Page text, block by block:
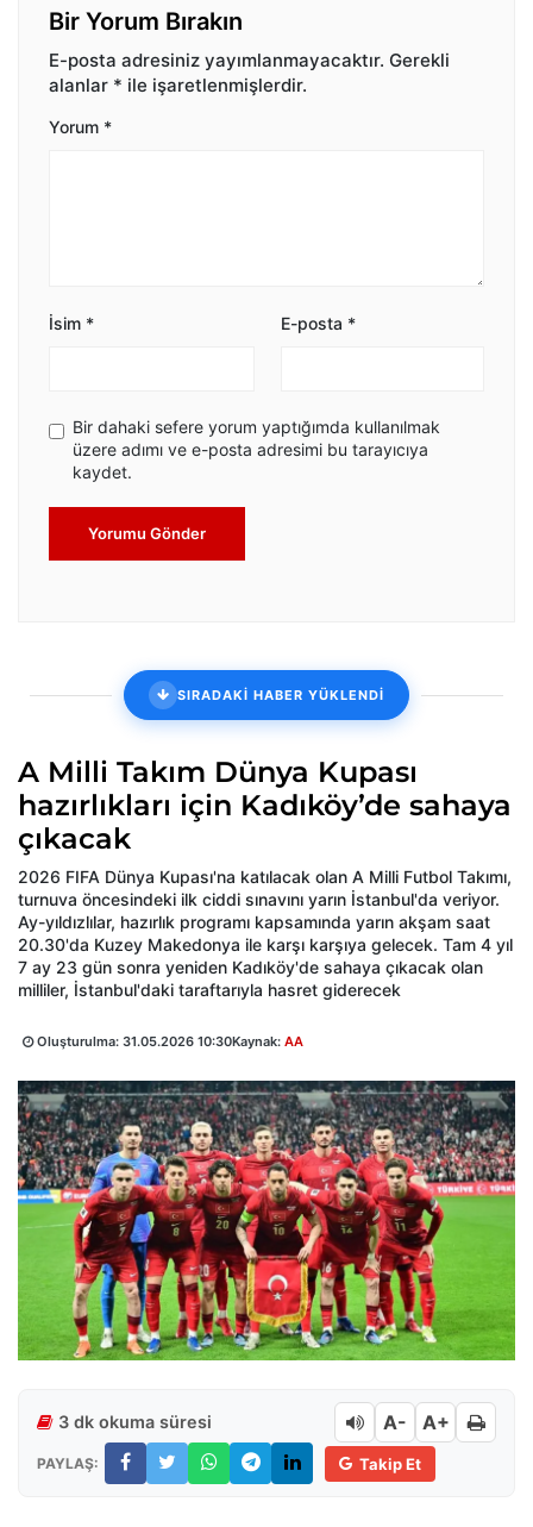
Bir Yorum Bırakın
E-posta adresiniz yayımlanmayacaktır. Gerekli
alanlar * ile işaretlenmişlerdir.
Yorum *
İsim * E-posta *
Bir dahaki sefere yorum yaptığımda kullanılmak
üzere adımı ve e-posta adresimi bu tarayıcıya
kaydet.
Yorumu Gönder
SIRADAKİ HABER YÜKLENDİ
A Milli Takım Dünya Kupası
hazırlıkları için Kadıköy’de sahaya
çıkacak
2026 FIFA Dünya Kupası'na katılacak olan A Milli Futbol Takımı,
turnuva öncesindeki ilk ciddi sınavını yarın İstanbul'da veriyor.
Ay-yıldızlılar, hazırlık programı kapsamında yarın akşam saat
20.30'da Kuzey Makedonya ile karşı karşıya gelecek. Tam 4 yıl
7 ay 23 gün sonra yeniden Kadıköy'de sahaya çıkacak olan
milliler, İstanbul'daki taraftarıyla hasret giderecek
Oluşturulma: 31.05.2026 10:30Kaynak: AA
3 dk okuma süresi A- A+
PAYLAŞ: Takip Et